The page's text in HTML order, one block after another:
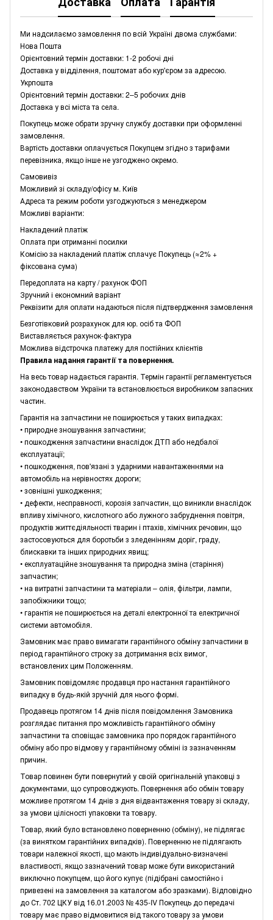
Ми надсилаємо замовлення по всій Україні двома службами:
Нова Пошта
Орієнтовний термін доставки: 1-2 робочі дні
Доставка у відділення, поштомат або кур'єром за адресою.
Укрпошта
Орієнтовний термін доставки: 2–5 робочих днів
Доставка у всі міста та села.
Покупець може обрати зручну службу доставки при оформленні
замовлення.
Вартість доставки оплачується Покупцем згідно з тарифами
перевізника, якщо інше не узгоджено окремо.
Самовивіз
Можливий зі складу/офісу м. Київ
Адреса та режим роботи узгоджуються з менеджером
Можливі варіанти:
Накладений платіж
Оплата при отриманні посилки
Комісію за накладений платіж сплачує Покупець (≈2% +
фіксована сума)
Передоплата на карту / рахунок ФОП
Зручний і економний варіант
Реквізити для оплати надаються після підтвердження замовлення
Безготівковий розрахунок для юр. осіб та ФОП
Виставляється рахунок-фактура
Можлива відстрочка платежу для постійних клієнтів
Правила надання гарантії та повернення.
На весь товар надається гарантія. Термін гарантії регламентується
законодавством України та встановлюється виробником запасних
частин.
Гарантія на запчастини не поширюється у таких випадках:
• природне зношування запчастини;
• пошкодження запчастини внаслідок ДТП або недбалої
експлуатації;
• пошкодження, пов'язані з ударними навантаженнями на
автомобіль на нерівностях дороги;
• зовнішні ушкодження;
• дефекти, несправності, корозія запчастин, що виникли внаслідок
впливу хімічного, кислотного або лужного забруднення повітря,
продуктів життєдіяльності тварин і птахів, хімічних речовин, що
застосовуються для боротьби з зледенінням доріг, граду,
блискавки та інших природних явищ;
• експлуатаційне зношування та природна зміна (старіння)
запчастин;
• на витратні запчастини та матеріали – олія, фільтри, лампи,
запобіжники тощо;
• гарантія не поширюється на деталі електронної та електричної
системи автомобіля.
Замовник має право вимагати гарантійного обміну запчастини в
період гарантійного строку за дотримання всіх вимог,
встановлених цим Положенням.
Замовник повідомляє продавця про настання гарантійного
випадку в будь-якій зручній для нього формі.
Продавець протягом 14 днів після повідомлення Замовника
розглядає питання про можливість гарантійного обміну
запчастини та сповіщає замовника про порядок гарантійного
обміну або про відмову у гарантійному обміні із зазначенням
причин.
Товар повинен бути повернутий у своїй оригінальній упаковці з
документами, що супроводжують. Повернення або обмін товару
можливе протягом 14 днів з дня відвантаження товару зі складу,
за умови цілісності упаковки та товару.
Товар, який було встановлено поверненню (обміну), не підлягає
(за винятком гарантійних випадків). Поверненню не підлягають
товари належної якості, що мають індивідуально-визначені
властивості, якщо зазначений товар може бути використаний
виключно покупцем, що його купує (підібрані самостійно і
привезені на замовлення за каталогом або зразками). Відповідно
до Ст. 702 ЦКУ від 16.01.2003 № 435-IV Покупець до передачі
товару має право відмовитися від такого товару за умови